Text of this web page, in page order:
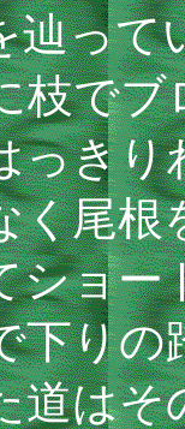
辿って
枝で
っきり
く尾根
ショ
下り
道は